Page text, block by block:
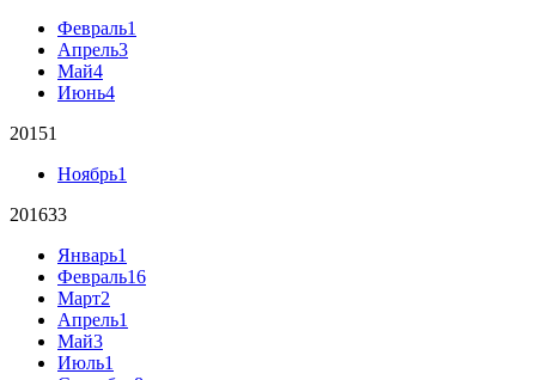
Февраль1
Апрель3
Май4
Июнь4
20151
Ноябрь1
201633
Январь1
Февраль16
Март2
Апрель1
Май3
Июль1